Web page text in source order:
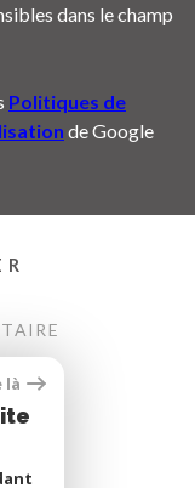
dans le champ
Politiques de
de Google
là